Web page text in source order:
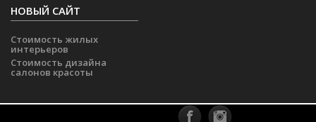
НОВЫЙ САЙТ
Стоимость жилых
интерьеров
Стоимость дизайна
салонов красоты